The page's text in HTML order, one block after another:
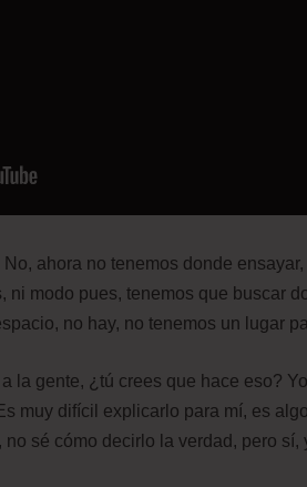
No, ahora no tenemos donde
ni modo pues, tenemos que buscar
no hay, no tenemos un lugar
la gente, ¿tú crees que hace eso?
muy difícil explicarlo para mí, es
sé cómo decirlo la verdad, pero sí,